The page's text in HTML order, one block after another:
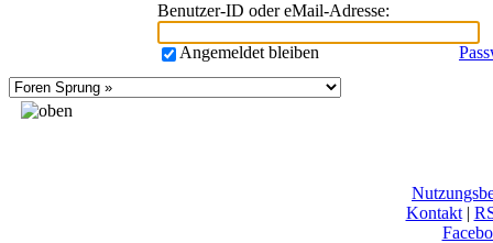
Benutzer-ID oder eMail-Adresse:
Angemeldet bleiben
Kontakt|